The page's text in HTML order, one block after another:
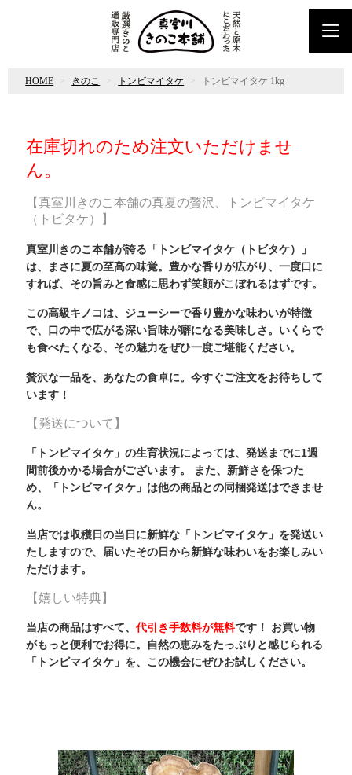
HOME きのこ トンビマイタケ トンビマイタケ 1kg
在庫切れのため注文いただけませ
ん。
【真室川きのこ本舗の真夏の贅沢、トンビマイタケ
（トビタケ）】
真室川きのこ本舗が誇る「トンビマイタケ（トビタケ）」
は、まさに夏の至高の味覚。豊かな香りが広がり、一度口に
すれば、その旨みと食感に思わず笑顔がこぼれるはずです。
この高級キノコは、ジューシーで香り豊かな味わいが特徴
で、口の中で広がる深い旨味が癖になる美味しさ。いくらで
も食べたくなる、その魅力をぜひ一度ご堪能ください。
贅沢な一品を、あなたの食卓に。今すぐご注文をお待ちして
います！
【発送について】
「トンビマイタケ」の生育状況によっては、発送までに1週
間前後かかる場合がございます。 また、新鮮さを保つた
め、「トンビマイタケ」は他の商品との同梱発送はできませ
ん。
当店では収穫日の当日に新鮮な「トンビマイタケ」を発送い
たしますので、届いたその日から新鮮な味わいをお楽しみい
ただけます。
【嬉しい特典】
当店の商品はすべて、代引き手数料が無料です！ お買い物
がもっと便利でお得に。自然の恵みをたっぷりと感じられる
「トンビマイタケ」を、この機会にぜひお試しください。